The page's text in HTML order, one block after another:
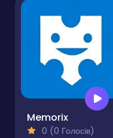
Memorix
0 (0 Голосів)